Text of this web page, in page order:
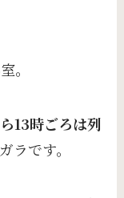
。
13時ごろは列
ラです。